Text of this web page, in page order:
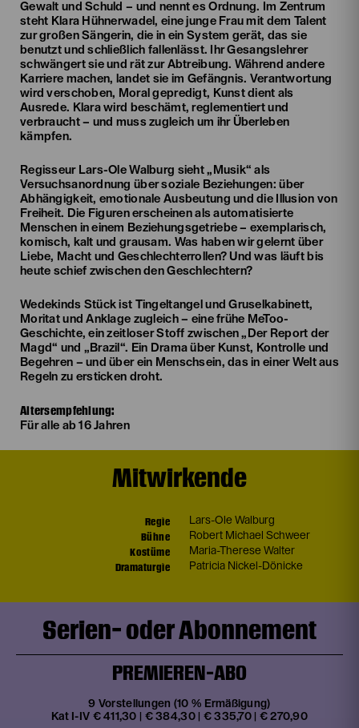
Gewalt und Schuld – und nennt es Ordnung. Im Zentrum
steht Klara Hühnerwadel, eine junge Frau mit dem Talent
zur großen Sängerin, die in ein System gerät, das sie
benutzt und schließlich fallenlässt. Ihr Gesangslehrer
schwängert sie und rät zur Abtreibung. Während andere
Karriere machen, landet sie im Gefängnis. Verantwortung
wird verschoben, Moral gepredigt, Kunst dient als
Ausrede. Klara wird beschämt, reglementiert und
verbraucht – und muss zugleich um ihr Überleben
kämpfen.
Regisseur Lars-Ole Walburg sieht „Musik“ als
Versuchsanordnung über soziale Beziehungen: über
Abhängigkeit, emotionale Ausbeutung und die Illusion von
Freiheit. Die Figuren erscheinen als automatisierte
Menschen in einem Beziehungsgetriebe – exemplarisch,
komisch, kalt und grausam. Was haben wir gelernt über
Liebe, Macht und Geschlechterrollen? Und was läuft bis
heute schief zwischen den Geschlechtern?
Wedekinds Stück ist Tingeltangel und Gruselkabinett,
Moritat und Anklage zugleich – eine frühe MeToo-
Geschichte, ein zeitloser Stoff zwischen „Der Report der
Magd“ und „Brazil“. Ein Drama über Kunst, Kontrolle und
Begehren – und über ein Menschsein, das in einer Welt aus
Regeln zu ersticken droht.
Altersempfehlung:
Für alle ab 16 Jahren
Mitwirkende
Regie Lars-Ole Walburg
Bühne Robert Michael Schweer
Kostüme Maria-Therese Walter
Dramaturgie Patricia Nickel-Dönicke
Serien- oder Abonnement
PREMIEREN-ABO
9 Vorstellungen (10 % Ermäßigung)
Kat I-IV € 411,30 | € 384,30 | € 335,70 | € 270,90